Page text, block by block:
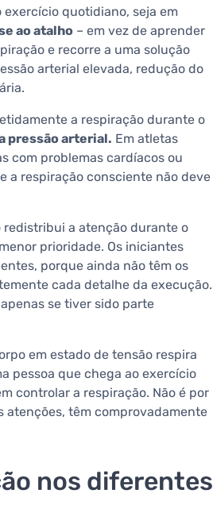
quotidiano, seja em
ao atalho – em vez de aprender
e recorre a uma solução
arterial elevada, redução do
a respiração durante o
pressão arterial. Em atletas
com problemas cardíacos ou
a respiração consciente não deve
redistribui a atenção durante o
prioridade. Os iniciantes
porque ainda não têm os
cada detalhe da execução.
se tiver sido parte
em estado de tensão respira
pessoa que chega ao exercício
controlar a respiração. Não é por
atenções, têm comprovadamente
nos diferentes